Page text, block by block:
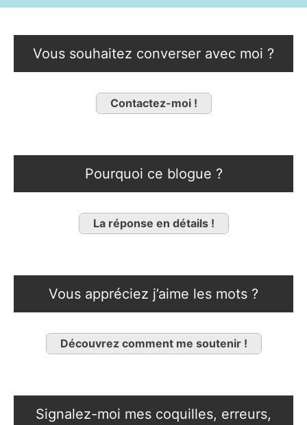
Vous souhaitez converser avec moi ?
Contactez-moi !
Pourquoi ce blogue ?
La réponse en détails !
Vous appréciez j’aime les mots ?
Découvrez comment me soutenir !
Signalez-moi mes coquilles, erreurs,